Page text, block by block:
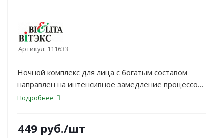
Артикул: 111633
Ночной комплекс для лица с богатым составом
направлен на интенсивное замедление процессов
старения, уменьшение выраженности возрастных
плотность и эластичность кожи, уменьшается
Подробнее
449 руб./шт